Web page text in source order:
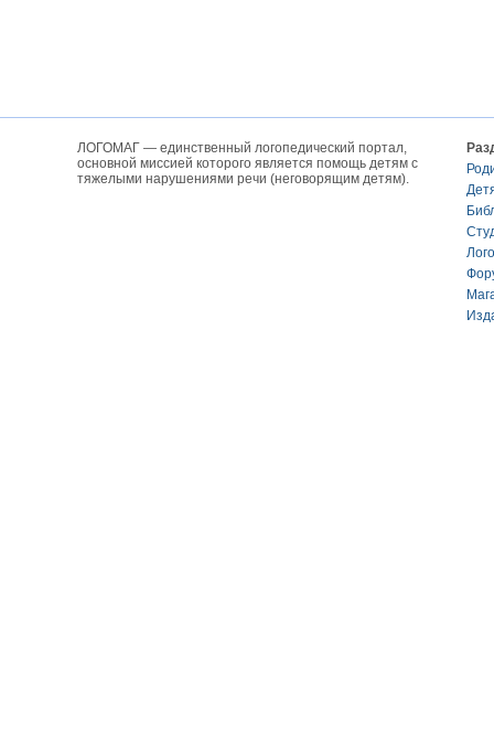
ЛОГОМАГ — единственный логопедический портал,
основной миссией которого является помощь детям с
тяжелыми нарушениями речи (неговорящим детям).